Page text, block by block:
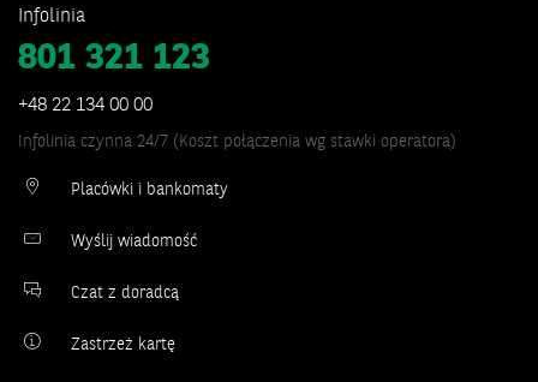
Infolinia
801 321 123
+48 22 134 00 00
Infolinia czynna 24/7 (Koszt połączenia wg stawki operatora)
Placówki i bankomaty
Wyślij wiadomość
Czat z doradcą
Zastrzeż kartę